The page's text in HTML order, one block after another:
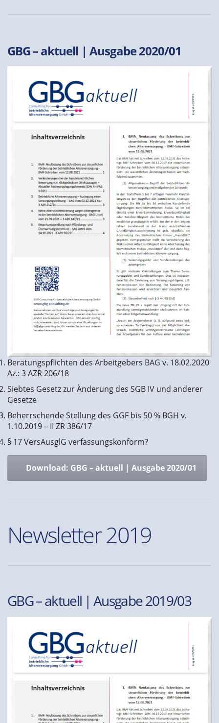
GBG – aktuell | Ausgabe 2020/01
Beratungspflichten des Arbeitgebers BAG v. 18.02.2020
Az.: 3 AZR 206/18
Siebtes Gesetz zur Änderung des SGB IV und anderer
Gesetze
Beherrschende Stellung des GGF bis 50 % BGH v.
1.10.2019 – II ZR 386/17
§ 17 VersAusglG verfassungskonform?
Download: GBG – aktuell | Ausgabe 2020/01
Newsletter 2019
GBG – aktuell | Ausgabe 2019/03